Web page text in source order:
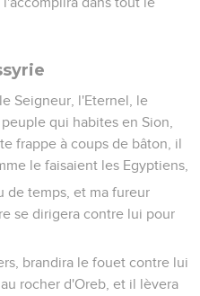
Seigneur, l'Eternel, le
qui habites en Sion,
frappe à coups de bâton, il
le faisaient les Egyptiens,
de temps, et ma fureur
se dirigera contre lui pour
brandira le fouet contre lui
rocher d'Oreb, et il lèvera